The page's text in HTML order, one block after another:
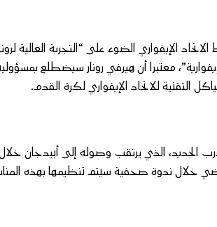
الإيفواري الضوء على “التجربة العالية
معتبرا أن هيرفي رونار سيضطلع
التقنية للاتحاد الإيفواري لكرة القدم.
الجديد، الذي يرتقب وصوله إلى أبيدجان
خلال ندوة صحفية سيتم تنظيمها بهذه